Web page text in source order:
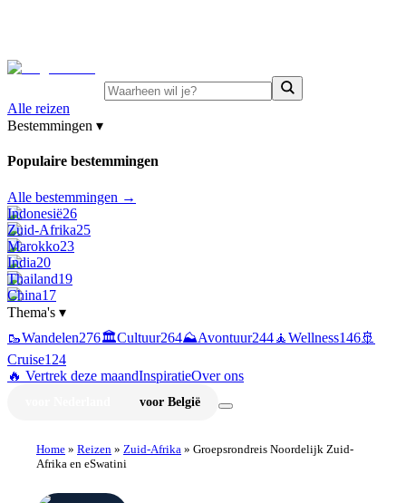
Alle reizen
Bestemmingen ▾
Populaire bestemmingen
Alle bestemmingen →
Indonesië26
Zuid-Afrika25
Marokko23
India20
Thailand19
China17
Thema's ▾
🥾Wandelen276🏛️Cultuur264⛰️Avontuur244🧘Wellness146🚢
Cruise124
🔥 Vertrek deze maandInspiratieOver ons
voor België
Home » Reizen » Zuid-Afrika » Groepsrondreis Noordelijk Zuid-
Afrika en eSwatini